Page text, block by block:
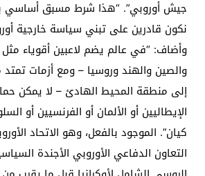
جيش أوروبي”. “هذا شرط مسبق أساسي
نكون قادرين على تبني سياسة خارجية
وأضاف: “في عالم يضم لاعبين أقوياء مثل
والصين والهند وروسيا – ومع أزمات
إلى منطقة المحيط الهادئ – لا يمكن
الإيطاليين أو الألمان أو الفرنسيين أو
كيان”. الموجود بالفعل، وهو الاتحاد
التعاون الدفاعي الأوروبي الأجندة